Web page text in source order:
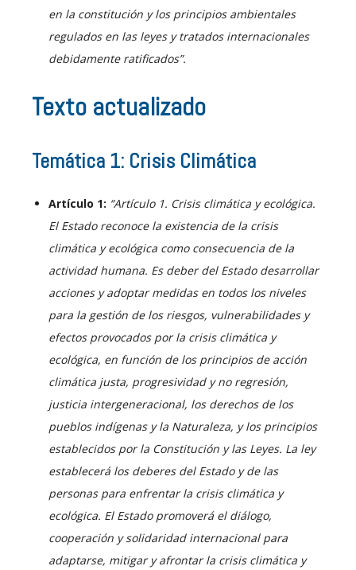
en la constitución y los principios ambientales
regulados en las leyes y tratados internacionales
debidamente ratificados”.
Texto actualizado
Temática 1: Crisis Climática
Artículo 1: “Artículo 1. Crisis climática y ecológica.
El Estado reconoce la existencia de la crisis
climática y ecológica como consecuencia de la
actividad humana. Es deber del Estado desarrollar
acciones y adoptar medidas en todos los niveles
para la gestión de los riesgos, vulnerabilidades y
efectos provocados por la crisis climática y
ecológica, en función de los principios de acción
climática justa, progresividad y no regresión,
justicia intergeneracional, los derechos de los
pueblos indígenas y la Naturaleza, y los principios
establecidos por la Constitución y las Leyes. La ley
establecerá los deberes del Estado y de las
personas para enfrentar la crisis climática y
ecológica. El Estado promoverá el diálogo,
cooperación y solidaridad internacional para
adaptarse, mitigar y afrontar la crisis climática y